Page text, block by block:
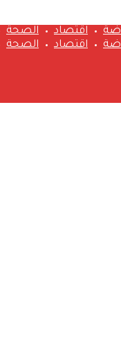
اقتصاد الصحة
اقتصاد الصحة